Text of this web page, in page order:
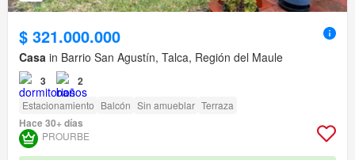
$ 321.000.000
Casa in Barrio San Agustín, Talca, Región del Maule
3 2
Estacionamiento Balcón Sin amueblar Terraza
Hace 30+ días
PROURBE